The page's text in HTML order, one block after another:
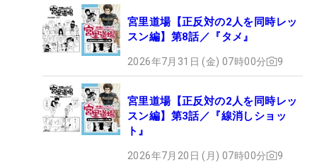
宮里道場【正反対の2人を同時レッ
スン編】第8話／『タメ』
2026年7月31日 (金) 07時00分 9
宮里道場【正反対の2人を同時レッ
スン編】第3話／『線消しショッ
ト』
2026年7月20日 (月) 07時00分 9